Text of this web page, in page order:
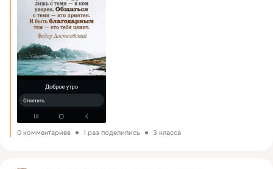
0 комментариев 1 раз поделились 3 класса